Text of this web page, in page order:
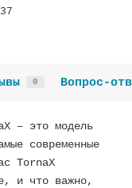
0 Вопрос-
– это модель
современные
TornaX
и что важно,